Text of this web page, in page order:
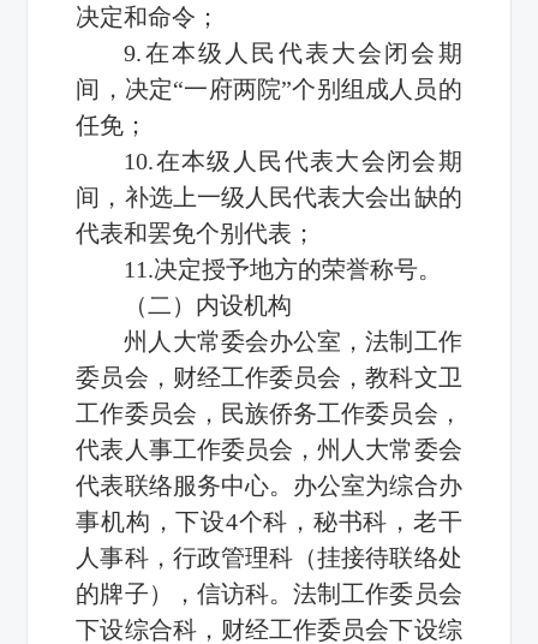
决定和命令；
9.在本级人民代表大会闭会期
间，决定“一府两院”个别组成人员的
任免；
10.在本级人民代表大会闭会期
间，补选上一级人民代表大会出缺的
代表和罢免个别代表；
11.决定授予地方的荣誉称号。
（二）内设机构
州人大常委会办公室，法制工作
委员会，财经工作委员会，教科文卫
工作委员会，民族侨务工作委员会，
代表人事工作委员会，州人大常委会
代表联络服务中心。办公室为综合办
事机构，下设4个科，秘书科，老干
人事科，行政管理科（挂接待联络处
的牌子），信访科。法制工作委员会
下设综合科，财经工作委员会下设综